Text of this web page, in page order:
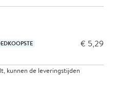
€ 5,29
kunnen de leveringstijden